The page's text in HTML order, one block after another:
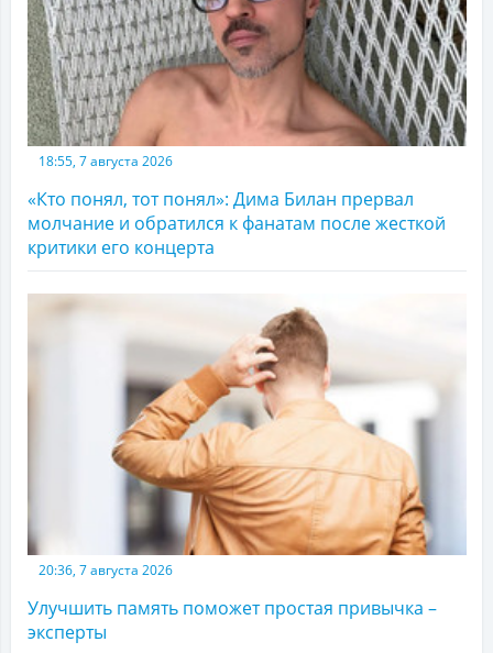
18:55, 7 августа 2026
«Кто понял, тот понял»: Дима Билан прервал
молчание и обратился к фанатам после жесткой
критики его концерта
20:36, 7 августа 2026
Улучшить память поможет простая привычка –
эксперты